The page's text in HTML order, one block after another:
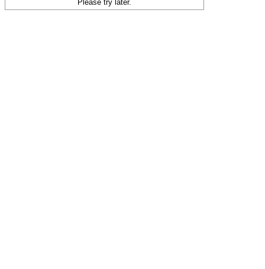
Please try later.